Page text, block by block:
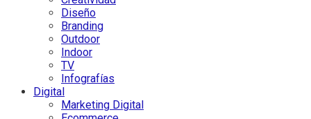
Diseño
Branding
Outdoor
Indoor
TV
Infografías
Digital
Marketing Digital